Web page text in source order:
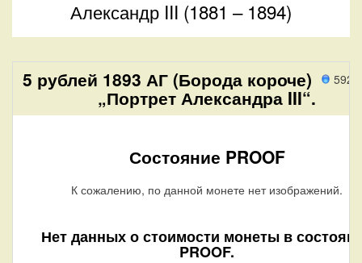
Александр III (1881 – 1894)
592
5 рублей 1893 АГ (Борода короче)
„Портрет Александра III“.
Состояние PROOF
К сожалению, по данной монете нет изображений.
Нет данных о стоимости монеты в
PROOF.